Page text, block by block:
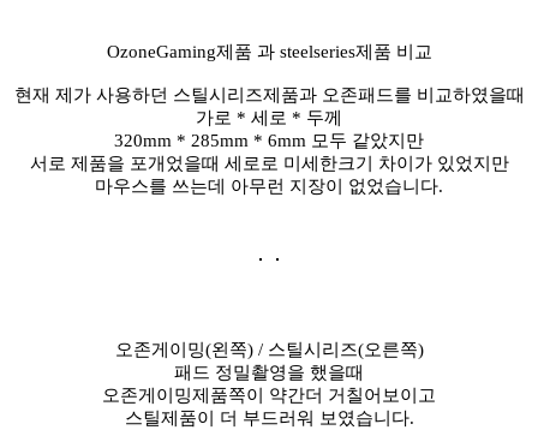
OzoneGaming제품 과 steelseries제품 비교
현재 제가 사용하던 스틸시리즈제품과 오존패드를 비교하였을때
가로 * 세로 * 두께
320mm * 285mm * 6mm 모두 같았지만
서로 제품을 포개었을때 세로로 미세한크기 차이가 있었지만
마우스를 쓰는데 아무런 지장이 없었습니다.
오존게이밍(왼쪽) / 스틸시리즈(오른쪽)
패드 정밀촬영을 했을때
오존게이밍제품쪽이 약간더 거칠어보이고
스틸제품이 더 부드러워 보였습니다.